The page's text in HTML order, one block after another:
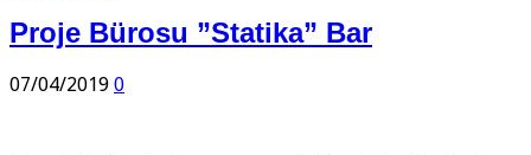
Proje Bürosu ”Statika” Bar
07/04/2019 0